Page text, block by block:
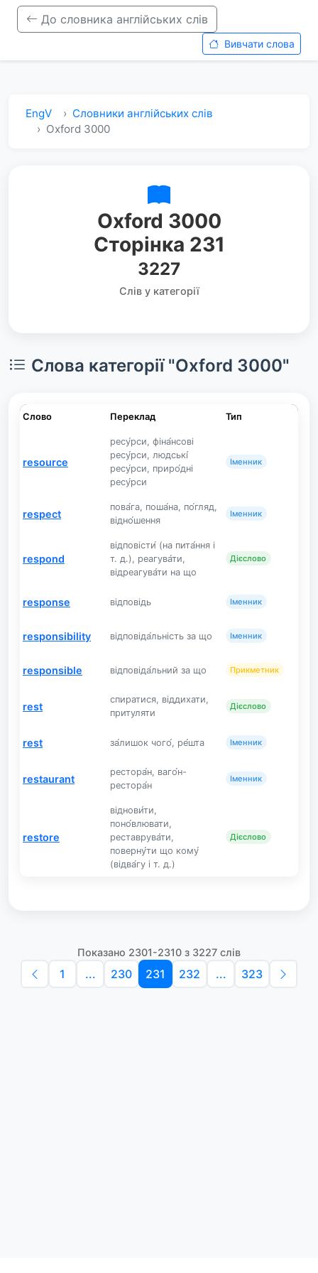
До словника англійських слів
Вивчати слова
EngV
Словники англійських слів
Oxford 3000
Oxford 3000
Сторінка 231
3227
Слів у категорії
Слова категорії "Oxford 3000"
Слово Переклад Тип
resource
ресу́рси, фіна́нсові
ресу́рси, людські́
ресу́рси, приро́дні
ресу́рси
Іменник
respect
пова́га, поша́на, по́гляд,
відно́шення
Іменник
respond
відповісти́ (на пита́ння і
т. д.), реагува́ти,
відреагува́ти на що
Дієслово
response відповідь Іменник
responsibility відповіда́льність за що Іменник
responsible відповіда́льний за що Прикметник
rest
спиратися, віддихати,
притуляти
Дієслово
rest за́лишок чого́, ре́шта Іменник
restaurant
рестора́н, ваго́н-
рестора́н
Іменник
restore
віднови́ти,
поно́влювати,
реставрува́ти,
поверну́ти що кому́
(відва́гу і т. д.)
Дієслово
Показано 2301-2310 з 3227 слів
1 ... 230 231 232 ... 323